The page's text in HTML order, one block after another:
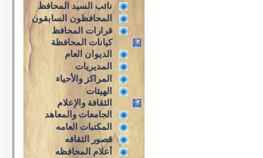
نائب السيد المحافظ
المحافظون السابقون
قرارات المحافظ
كيانات المحافظة
الديوان العام
المديريات
المراكز والأحياء
الهيئات
الثقافة والإعلام
الجامعات والمعاهد
المكتبات العامه
قصور الثقافه
أعلام المحافظه